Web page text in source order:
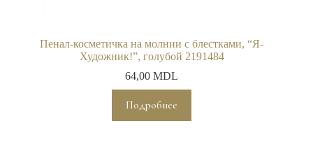
Пенал-косметичка на молнии с блестками, “Я-
Художник!”, голубой 2191484
64,00MDL
Подробнее